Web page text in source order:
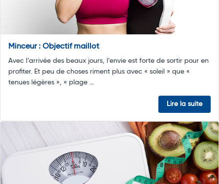
Minceur : Objectif maillot
Avec l’arrivée des beaux jours, l’envie est forte de sortir pour en
profiter. Et peu de choses riment plus avec « soleil » que «
tenues légères », « plage ...
Lire la suite